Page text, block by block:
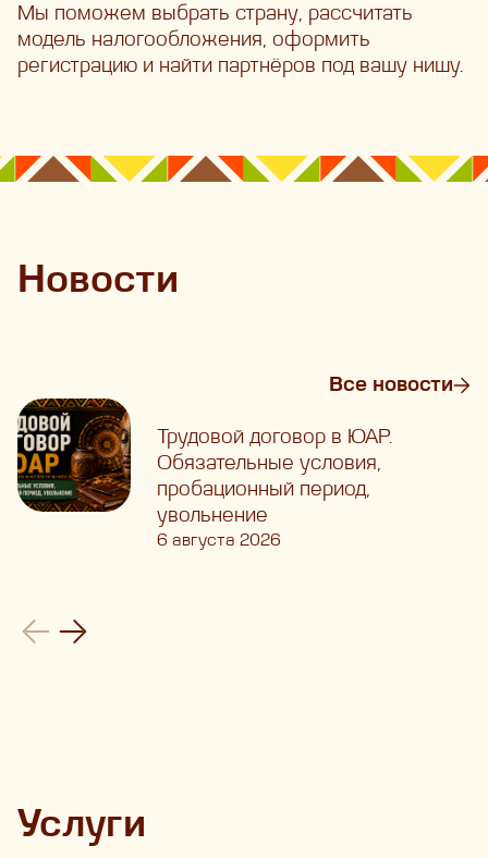
Мы поможем выбрать страну, рассчитать
модель налогообложения, оформить
регистрацию и найти партнёров под вашу нишу.
Новости
Все новости
Трудовой договор в ЮАР.
Обязательные условия,
пробационный период,
увольнение
6 августа 2026
Услуги